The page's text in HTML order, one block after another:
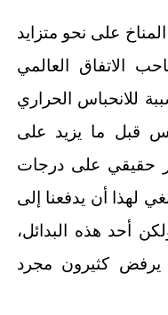
على نحو متزايد
الاتفاق العالمي
للانحباس الحراري
قبل ما يزيد على
حقيقي على درجات
لهذا أن يدفعنا إلى
أحد هذه البدائل،
يرفض كثيرون مجرد